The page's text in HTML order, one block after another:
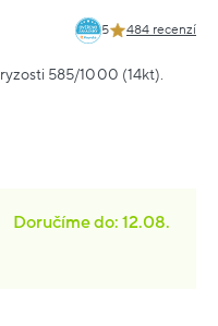
5 484 recenzí
585/1000 (14kt).
Doručíme do: 12.08.